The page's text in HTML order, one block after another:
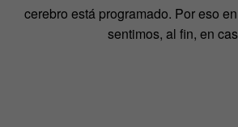
cerebro está programado. Por eso
sentimos, al fin, en